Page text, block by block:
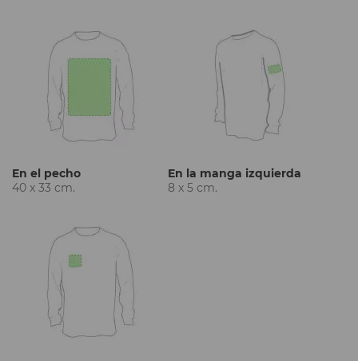
En el pecho
40 x 33 cm.
En la manga izquierda
8 x 5 cm.